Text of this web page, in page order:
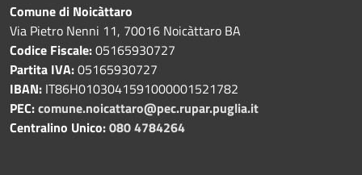
Comune di Noicàttaro
Via Pietro Nenni 11, 70016 Noicàttaro BA
Codice Fiscale:05165930727
Partita IVA:05165930727
IBAN: IT86H0103041591000001521782
PEC:comune.noicattaro@pec.rupar.puglia.it
Centralino Unico:080 4784264